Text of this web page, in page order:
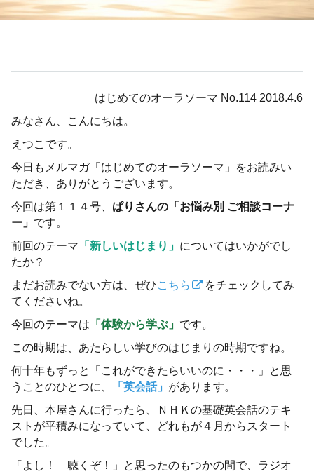
はじめてのオーラソーマ No.114 2018.4.6
みなさん、こんにちは。
えつこです。
今日もメルマガ「はじめてのオーラソーマ」をお読みい
ただき、ありがとうございます。
今回は第１１４号、 ぱりさんの「お悩み別 ご相談コーナ
ー」 です。
前回のテーマ 「新しいはじまり」 についてはいかがでし
たか？
まだお読みでない方は、ぜひこちら
をチェックしてみ
てくださいね。
今回のテーマは 「体験から学ぶ」 です。
この時期は、あたらしい学びのはじまりの時期ですね。
何十年もずっと「これができたらいいのに・・・」と思
うことのひとつに、
「英会話」 があります。
先日、本屋さんに行ったら、ＮＨＫの基礎英会話のテキ
ストが平積みになっていて、どれもが４月からスタート
でした。
「よし！ 聴くぞ！」と思ったのもつかの間で、ラジオ